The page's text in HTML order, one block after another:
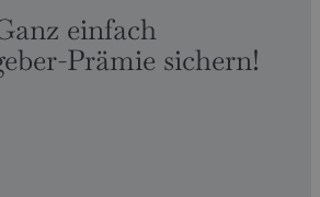
einfach
Prämie sichern!